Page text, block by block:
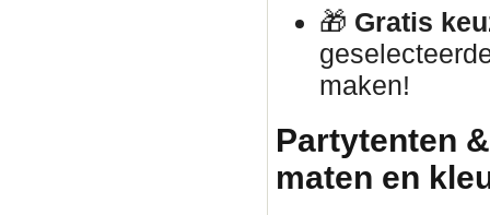
🎁 Gratis
maken!
Partytenten
maten en